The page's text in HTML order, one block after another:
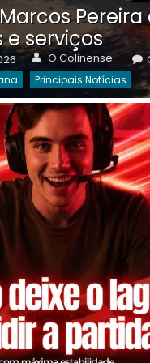
serviços
Author
O Colinense
Principais Notícias